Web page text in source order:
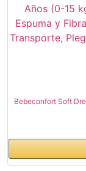
Bebeconfort Soft